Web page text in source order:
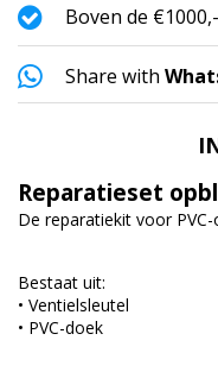
Boven de
Share with
Reparatieset
De reparatiekit voor
Bestaat uit:
• Ventielsleutel
• PVC-doek